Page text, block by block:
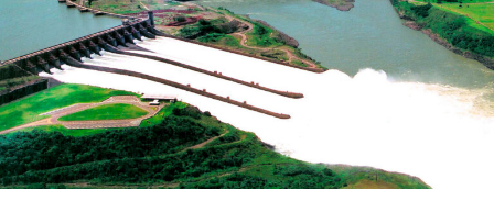
la Policía Nacional.
El curso de inteligencia fue desarrollado con expertos de
Colombia y Estados Unidos. El acto de clausura contó
también con la presencia del presidente de la República,
Santiago Peña, del embajador de Estados Unidos, Marc
Ostfield, y del comandante de la Policía Nacional, Carlos
Benítez